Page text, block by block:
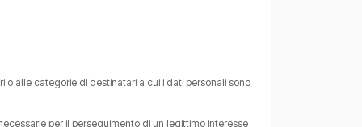
o alle categorie di destinatari a cui i dati personali sono
per il perseguimento di un legittimo interesse